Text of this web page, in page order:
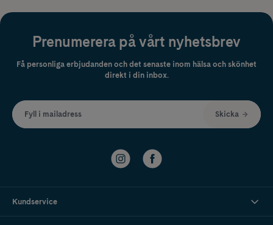
Prenumerera på vårt nyhetsbrev
Få personliga erbjudanden och det senaste inom hälsa och skönhet
direkt i din inbox.
Fyll i mailadress Skicka
Kundservice